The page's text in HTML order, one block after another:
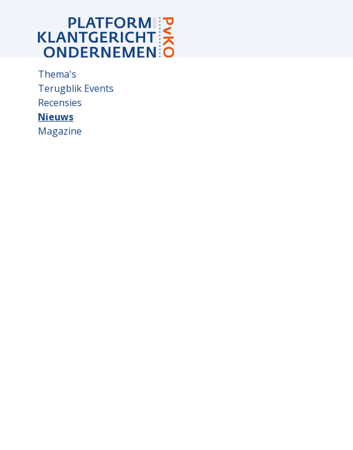
Sub
navigation
Thema's
Terugblik Events
Recensies
Nieuws
Magazine